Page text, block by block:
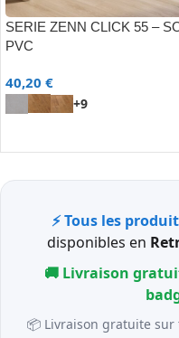
SERIE ZENN CLICK 55 –
PVC
40,20 €
+9
⚡ Tous les
disponibles en
🚚 Livraison
📦 Livraison gratuite sur